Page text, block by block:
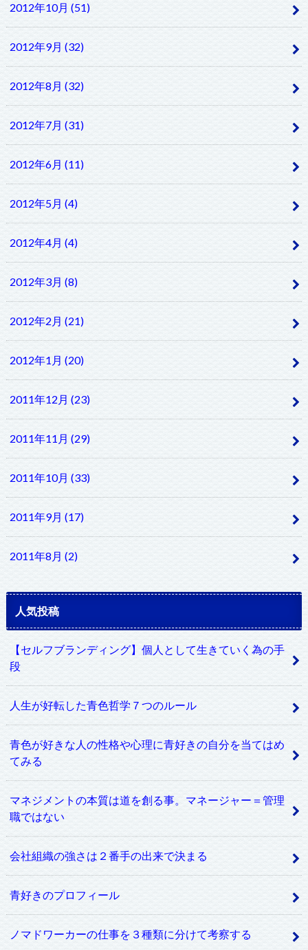
2012年10月 (51)
2012年9月 (32)
2012年8月 (32)
2012年7月 (31)
2012年6月 (11)
2012年5月 (4)
2012年4月 (4)
2012年3月 (8)
2012年2月 (21)
2012年1月 (20)
2011年12月 (23)
2011年11月 (29)
2011年10月 (33)
2011年9月 (17)
2011年8月 (2)
人気投稿
【セルフブランディング】個人として生きていく為の手
段
人生が好転した青色哲学７つのルール
青色が好きな人の性格や心理に青好きの自分を当てはめ
てみる
マネジメントの本質は道を創る事。マネージャー＝管理
職ではない
会社組織の強さは２番手の出来で決まる
青好きのプロフィール
ノマドワーカーの仕事を３種類に分けて考察する